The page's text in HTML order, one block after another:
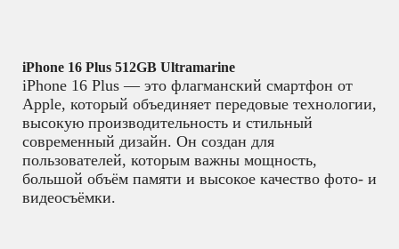
iPhone 16 Plus 512GB Ultramarine
iPhone 16 Plus — это флагманский смартфон от
Apple, который объединяет передовые технологии,
высокую производительность и стильный
современный дизайн. Он создан для
пользователей, которым важны мощность,
большой объём памяти и высокое качество фото- и
видеосъёмки.